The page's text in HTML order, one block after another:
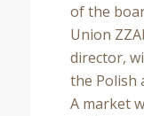
of the
Union
director,
the Polish
A market